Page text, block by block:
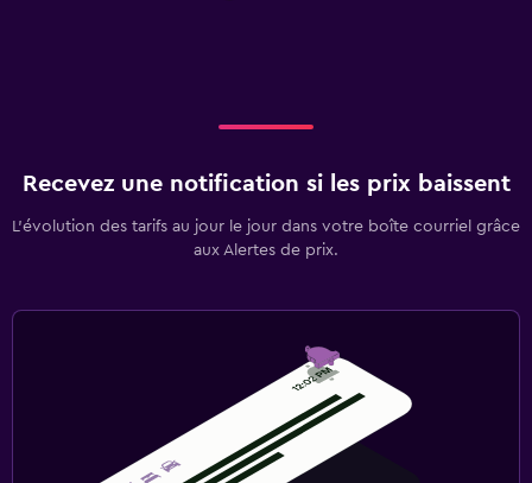
Recevez une notification si les prix baissent
L’évolution des tarifs au jour le jour dans votre boîte courriel grâce
aux Alertes de prix.